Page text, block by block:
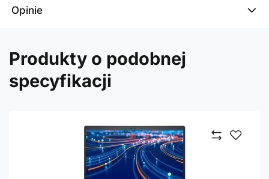
Opinie
Produkty o podobnej
specyfikacji